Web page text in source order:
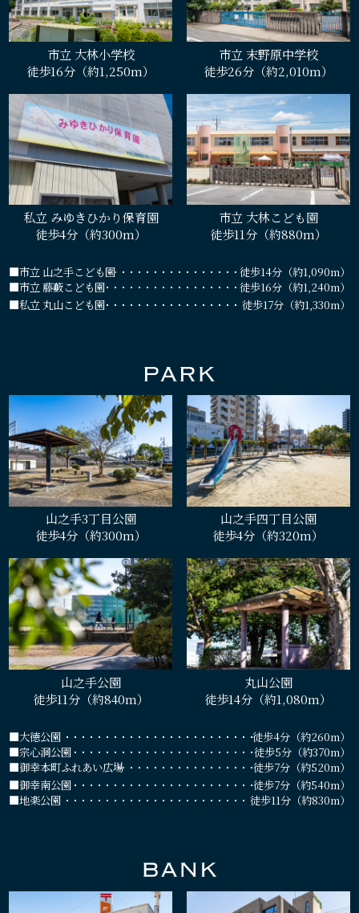
市立 大林小学校
徒歩16分（約1,250m）
市立 末野原中学校
徒歩26分（約2,010m）
私立 みゆきひかり保育園
徒歩4分（約300m）
市立 大林こども園
徒歩11分（約880m）
■市立 山之手こども園
徒歩14分（約1,090m）
■市立 藤藪こども園
徒歩16分（約1,240m）
■私立 丸山こども園
徒歩17分（約1,330m）
山之手3丁目公園
徒歩4分（約300m）
山之手四丁目公園
徒歩4分（約320m）
山之手公園
徒歩11分（約840m）
丸山公園
徒歩14分（約1,080m）
■大徳公園
徒歩4分（約260m）
■宗心洞公園
徒歩5分（約370m）
■御幸本町ふれあい広場
徒歩7分（約520m）
■御幸南公園
徒歩7分（約540m）
■地楽公園
徒歩11分（約830m）